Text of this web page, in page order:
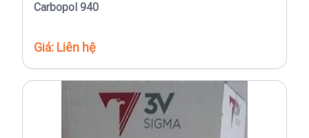
Carbopol 940
Giá: Liên hệ